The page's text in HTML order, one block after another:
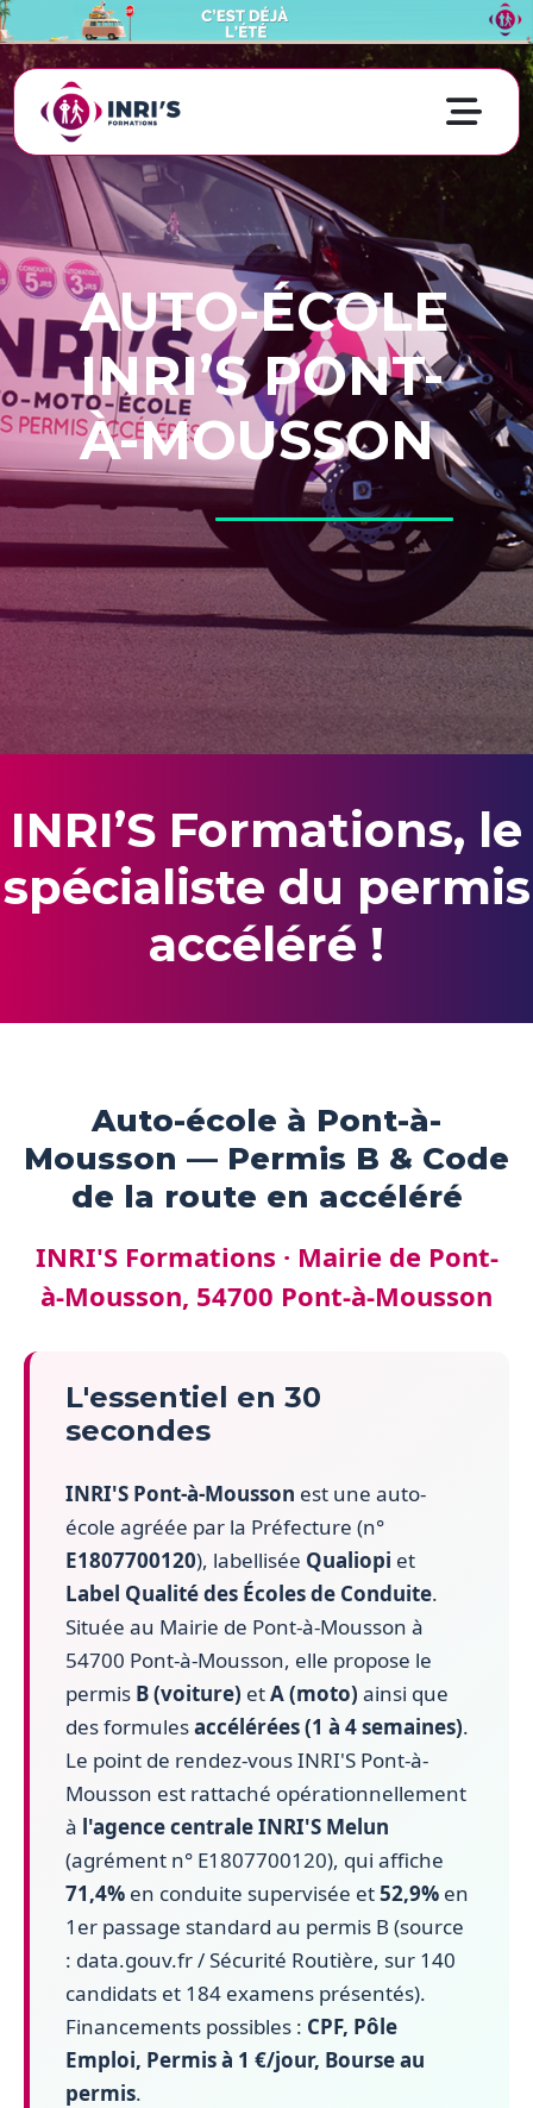
AUTO-ÉCOLE
INRI’S PONT-
À-MOUSSON
INRI’S Formations, le
spécialiste du permis
accéléré !
Auto-école à Pont-à-
Mousson — Permis B & Code
de la route en accéléré
INRI'S Formations · Mairie de Pont-
à-Mousson, 54700 Pont-à-Mousson
L'essentiel en 30
secondes
INRI'S Pont-à-Mousson est une auto-
école agréée par la Préfecture (n°
E1807700120), labellisée Qualiopi et
Label Qualité des Écoles de Conduite.
Située au Mairie de Pont-à-Mousson à
54700 Pont-à-Mousson, elle propose le
permis B (voiture) etA (moto) ainsi que
des formulesaccélérées (1 à 4 semaines).
Le point de rendez-vous INRI'S Pont-à-
Mousson est rattaché opérationnellement
à l'agence centrale INRI'S Melun
(agrément n° E1807700120), qui affiche
71,4% en conduite supervisée et52,9% en
1er passage standard au permis B (source
: data.gouv.fr / Sécurité Routière, sur 140
candidats et 184 examens présentés).
Financements possibles : CPF, Pôle
Emploi, Permis à 1 €/jour, Bourse au
permis.